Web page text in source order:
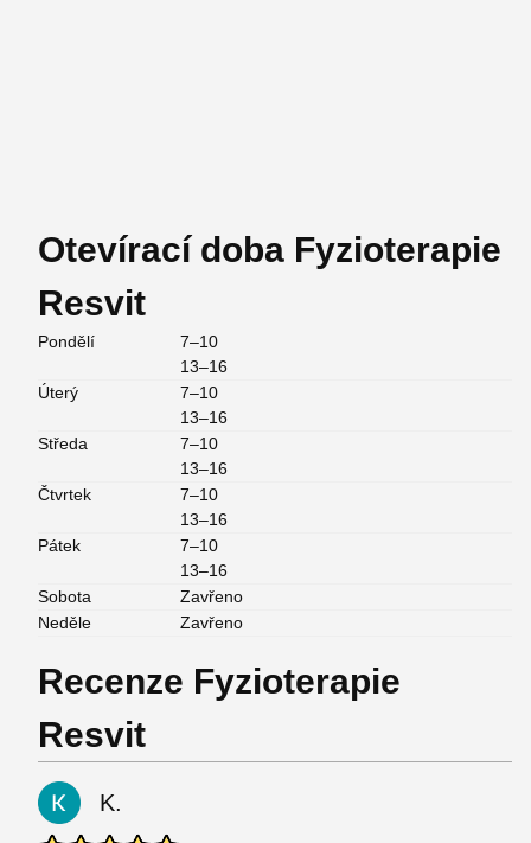
Otevírací doba Fyzioterapie
Resvit
Pondělí
7–10
13–16
Úterý
7–10
13–16
Středa
7–10
13–16
Čtvrtek
7–10
13–16
Pátek
7–10
13–16
Sobota
Zavřeno
Neděle
Zavřeno
Recenze Fyzioterapie
Resvit
K.